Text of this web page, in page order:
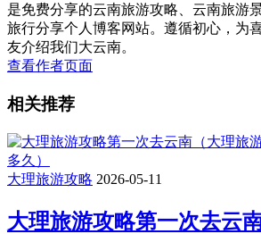
是免费分享的云南旅游攻略、云南旅游
旅行分享个人博客网站。遵循初心，为
友介绍我们大云南。
查看作者页面
相关推荐
大理旅游攻略 2026-05-11
大理旅游攻略第一次去云